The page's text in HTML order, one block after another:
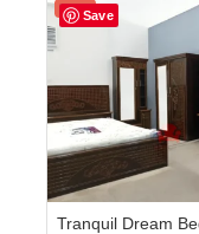
Save
Sale!
Tranquil Dream